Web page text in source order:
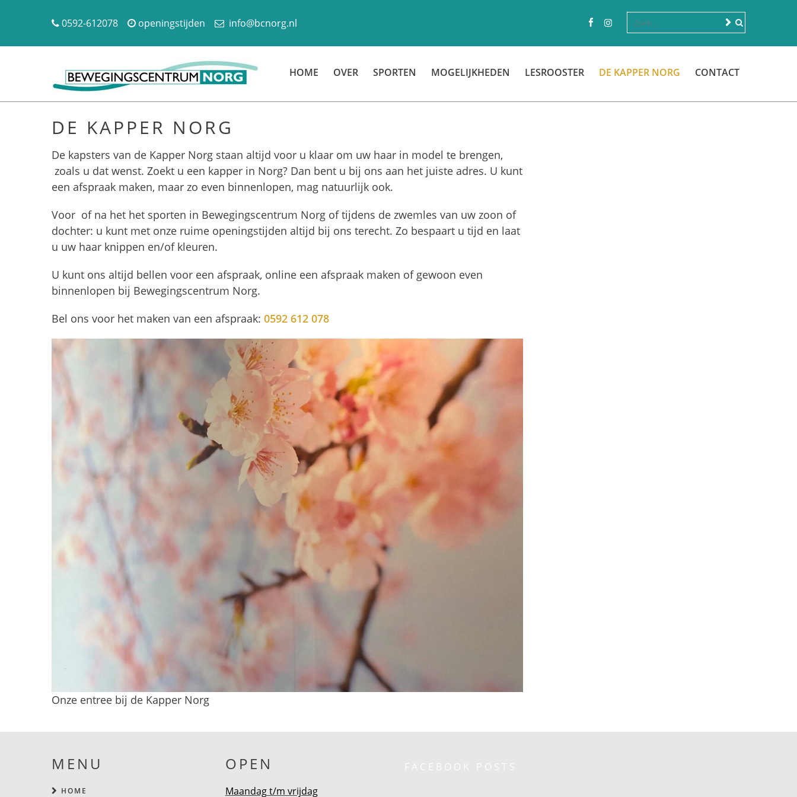
0592-612078 openingstijden info@bcnorg.nl
HOME OVER SPORTEN MOGELIJKHEDEN LESROOSTER DE KAPPER NORG CONTACT
DE KAPPER NORG
De kapsters van de Kapper Norg staan altijd voor u klaar om uw haar in model te brengen,
zoals u dat wenst. Zoekt u een kapper in Norg? Dan bent u bij ons aan het juiste adres. U kunt
een afspraak maken, maar zo even binnenlopen, mag natuurlijk ook.
Voor of na het het sporten in Bewegingscentrum Norg of tijdens de zwemles van uw zoon of
dochter: u kunt met onze ruime openingstijden altijd bij ons terecht. Zo bespaart u tijd en laat
u uw haar knippen en/of kleuren.
U kunt ons altijd bellen voor een afspraak, online een afspraak maken of gewoon even
binnenlopen bij Bewegingscentrum Norg.
Bel ons voor het maken van een afspraak: 0592 612 078
Onze entree bij de Kapper Norg
MENU
HOME
OPEN
Maandag t/m vrijdag
FACEBOOK POSTS